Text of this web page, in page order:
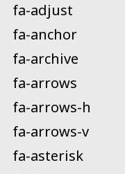
fa-adjust
fa-anchor
fa-archive
fa-arrows
fa-arrows-h
fa-arrows-v
fa-asterisk